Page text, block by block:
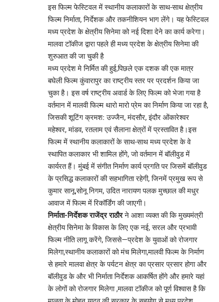
इस फिल्म फेस्टिवल में स्थानीय कलाकारों के साथ-साथ क्षेत्रीय
फिल्म निर्माता, निर्देशक और तकनीशियन भाग लेंगे। यह फेस्टिवल
मध्य प्रदेश के क्षेत्रीय सिनेमा को नई दिशा देने का कार्य करेगा।
मालवा टॉकीज द्वारा पहले ही मध्य प्रदेश के क्षेत्रीय सिनेमा की
शुरुआत की जा चुकी है
मध्य प्रदेश मे निर्मित की हुई,पिछले एक दशक की एक मात्र
बघेली फिल्म कुंवारापुर का राष्ट्रीय स्तर पर प्रदर्शन किया जा
चुका है। इस वर्ष राष्ट्रीय अवार्ड के लिए फिल्म को भेजा गया है
वर्तमान में मालवी फिल्म थारो मारो प्रेम का निर्माण किया जा रहा है,
जिसकी शूटिंग क्रमश: उज्जैन, मंदसौर, इंदौर ओंकारेश्वर
महेश्वर, मांडव, रतलाम एवं सैलाना क्षेत्रों में प्रस्तावित है।इस
फिल्म में स्थानीय कलाकारों के साथ-साथ मध्य प्रदेश के वे
स्थापित कलाकार भी शामिल होंगे, जो वर्तमान में बॉलीवुड में
कार्यरत हैं। मुंबई में संगीत निर्माण कार्य प्रगति पर जिसमें बॉलीवुड
के प्रसिद्ध कलाकारों की सहभागिता रहेगी, जिनमें प्रमुख रूप से
कुमार सानू,सोनू निगम, उदित नारायण पलक मुच्छाल की मधुर
आवाज में फिल्म में रिकॉर्डिंग की जाएगी।
निर्माता-निर्देशक राजेंद्र राठौरने आशा व्यक्त की कि मुख्यमंत्री
क्षेत्रीय सिनेमा के विकास के लिए एक नई, सरल और प्रभावी
फिल्म नीति लागू करेंगे, जिससे—प्रदेश के युवाओं को रोजगार
मिलेगा,स्थानीय कलाकारों को मंच मिलेगा,मालवी फिल्म के निर्माण
से हमारे मालवा क्षेत्र के पर्यटन क्षेत्र का प्रसार प्रसार होगा और
बॉलीवुड के और भी निर्माता निर्देशक आकर्षित होंगे और हमारे यहां
के लोगों को रोजगार मिलेगा ,मालवा टॉकीज को पूर्ण विश्वास है कि